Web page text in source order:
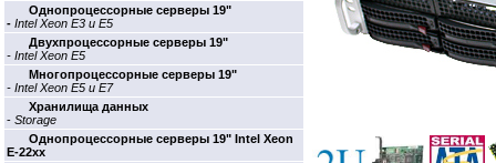
Однопроцессорные cерверы 19"
- Intel Xeon E3 и E5
Двухпроцессорные cерверы 19"
- Intel Xeon E5
Многопроцессорные cерверы 19"
- Intel Xeon E5 и E7
Хранилища данных
- Storage
Однопроцессорные cерверы 19" Intel Xeon
E-22xx